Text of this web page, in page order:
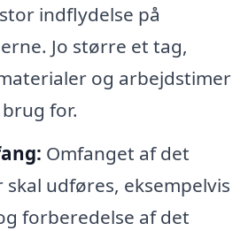
indflydelse på
Jo større et tag,
og arbejdstimer
for.
Omfanget af det
udføres, eksempelvis
forberedelse af det